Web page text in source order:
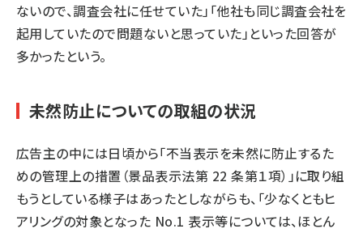
ないので、調査会社に任せていた」「他社も同じ調査会社を
起用していたので問題ないと思っていた」といった回答が
多かったという。
未然防止についての取組の状況
広告主の中には日頃から「不当表示を未然に防止するた
めの管理上の措置（景品表示法第 22 条第１項）」に取り組
もうとしている様子はあったとしながらも、「少なくともヒ
アリングの対象となった No.1 表示等については、ほとん